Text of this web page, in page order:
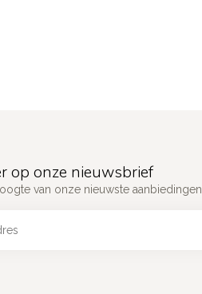
op onze nieuwsbrief
van onze nieuwste aanbiedingen